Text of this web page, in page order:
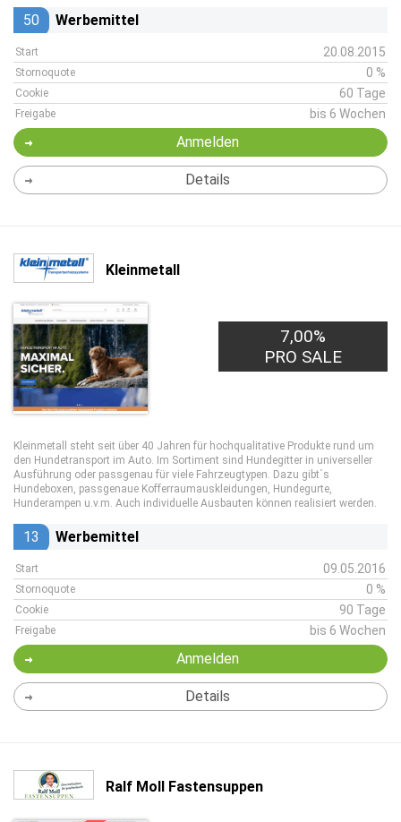
50 Werbemittel
Start 20.08.2015
Stornoquote 0 %
Cookie 60 Tage
Freigabe bis 6 Wochen
Anmelden
Details
Kleinmetall
7,00%
PRO SALE
Kleinmetall steht seit über 40 Jahren für hochqualitative Produkte rund um
den Hundetransport im Auto. Im Sortiment sind Hundegitter in universeller
Ausführung oder passgenau für viele Fahrzeugtypen. Dazu gibt´s
Hundeboxen, passgenaue Kofferraumauskleidungen, Hundegurte,
Hunderampen u.v.m. Auch individuelle Ausbauten können realisiert werden.
13 Werbemittel
Start 09.05.2016
Stornoquote 0 %
Cookie 90 Tage
Freigabe bis 6 Wochen
Anmelden
Details
Ralf Moll Fastensuppen